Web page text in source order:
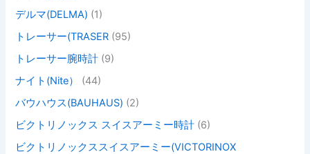
デルマ(DELMA) (1)
トレーサー(TRASER (95)
トレーサー腕時計 (9)
ナイト(Nite）
(44)
バウハウス(BAUHAUS) (2)
ビクトリノックス スイスアーミー時計 (6)
ビクトリノックススイスアーミー(VICTORINOX